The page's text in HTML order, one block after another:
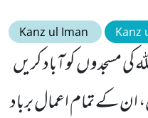
Kanz ul Iman Kanz
کی مسجدوں کو آباد کریں
ان کے تمام اعمال برباد